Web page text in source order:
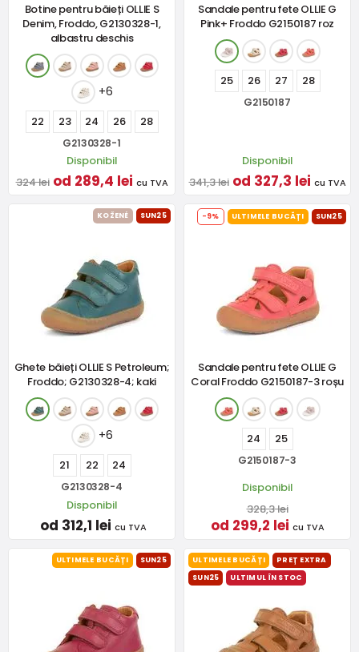
Botine pentru băieți OLLIE S
Denim, Froddo, G2130328-1,
albastru deschis
+6
22 23 24 26 28
G2130328-1
Disponibil
324 lei od 289,4 lei cu TVA
Sandale pentru fete OLLIE G
Pink+ Froddo G2150187 roz
25 26 27 28
G2150187
Disponibil
341,3 lei od 327,3 lei cu TVA
KOŽENÉ SUN25
Ghete băieți OLLIE S Petroleum;
Froddo; G2130328-4; kaki
+6
21 22 24
G2130328-4
Disponibil
od 312,1 lei cu TVA
-9% ULTIMELE BUCĂȚI SUN25
Sandale pentru fete OLLIE G
Coral Froddo G2150187-3 roșu
24 25
G2150187-3
Disponibil
328,3 lei
od 299,2 lei cu TVA
ULTIMELE BUCĂȚI SUN25 ULTIMELE BUCĂȚI
PREȚ EXTRA
SUN25
ULTIMUL ÎN STOC